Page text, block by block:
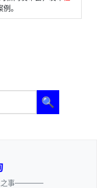
。
🔍
之事————